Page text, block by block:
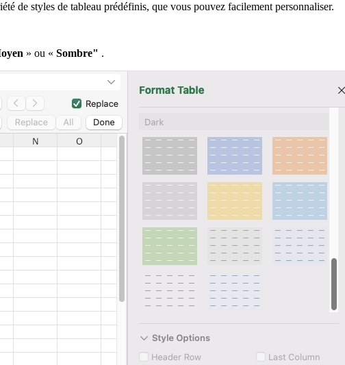
de styles de tableau prédéfinis, que vous pouvez facilement personnaliser.
» ou « Sombre" .